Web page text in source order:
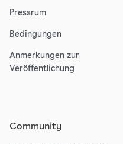
Pressrum
Bedingungen
Anmerkungen zur
Veröffentlichung
Community